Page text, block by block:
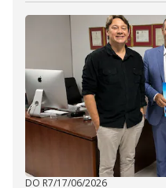
DO R7/17/06/2026